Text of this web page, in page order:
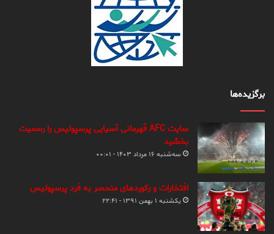
برگزیده‌ها
سایت AFC قهرمانی آسیایی پرسپولیس را رسمیت
بخشید
سه‌شنبه ۱۶ مرداد ۱۴۰۳ - ۰۰:۰۱
افتخارات و رکوردهای منحصر به فرد پرسپولیس
یکشنبه ۱ بهمن ۱۳۹۱ - ۲۲:۴۱